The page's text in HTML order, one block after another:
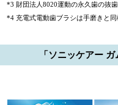
*3 財団法人8020運動の永久歯の抜
*4 充電式電動歯ブラシは手磨きと
「ソニッケアー